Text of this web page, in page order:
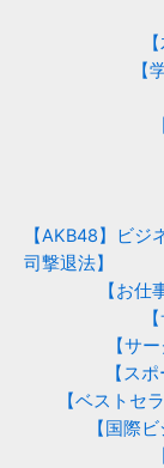
【
【AKB48】ビ
司撃退法】
【お仕
【サ
【ス
【ベストセ
【国際